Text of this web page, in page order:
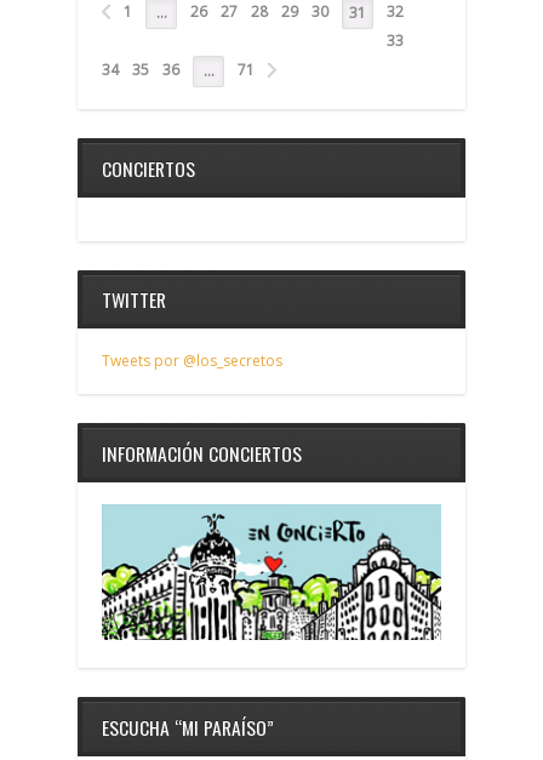
1 … 26 27 28 29 30 31
32
33
34
35 36 … 71
CONCIERTOS
TWITTER
Tweets por @los_secretos
INFORMACIÓN CONCIERTOS
ESCUCHA “MI PARAÍSO”